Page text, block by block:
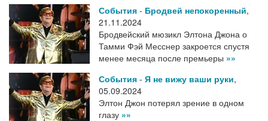
События - Бродвей непокоренный,
21.11.2024
Бродвейский мюзикл Элтона Джона о
Тамми Фэй Месснер закроется спустя
менее месяца после премьеры »»
События - Я не вижу ваши руки,
05.09.2024
Элтон Джон потерял зрение в одном
глазу »»